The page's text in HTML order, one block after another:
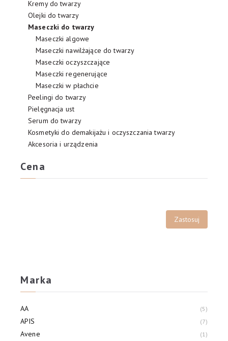
Kremy do twarzy
Olejki do twarzy
Maseczki do twarzy
Maseczki algowe
Maseczki nawilżające do twarzy
Maseczki oczyszczające
Maseczki regenerujące
Maseczki w płachcie
Peelingi do twarzy
Pielęgnacja ust
Serum do twarzy
Kosmetyki do demakijażu i oczyszczania twarzy
Akcesoria i urządzenia
Cena
Marka
AA 5
APIS 7
Avene 1